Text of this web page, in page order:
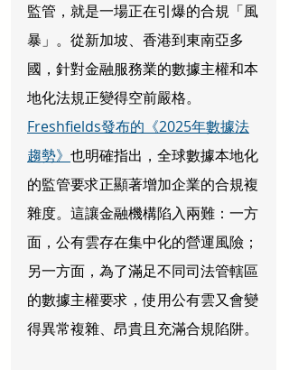
監管，就是一場正在引爆的合規「風
暴」。從新加坡、香港到東南亞多
國，針對金融服務業的數據主權和本
地化法規正變得空前嚴格。
Freshfields發布的《2025年數據法
趨勢》 也明確指出，全球數據本地化
的監管要求正顯著增加企業的合規複
雜度。這讓金融機構陷入兩難：一方
面，公有雲存在集中化的營運風險；
另一方面，為了滿足不同司法管轄區
的數據主權要求，使用公有雲又會變
得異常複雜、昂貴且充滿合規陷阱。